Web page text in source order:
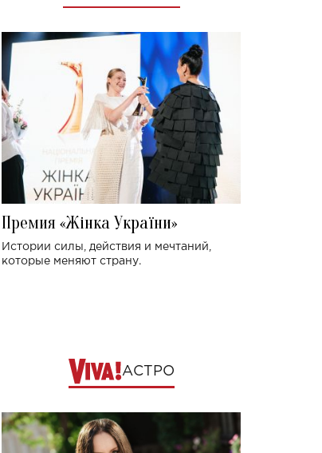
Премия «Жінка України»
Истории силы, действия и мечтаний,
которые меняют страну.
АСТРО